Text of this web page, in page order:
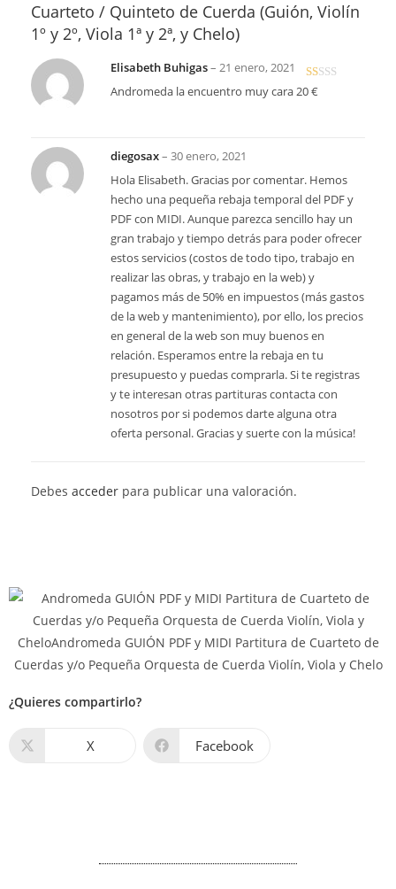
¿Quieres compartirlo?
X Facebook
Cuarteto / Quinteto de Cuerda (Guión, Violín
1º y 2º, Viola 1ª y 2ª, y Chelo)
V
en
1
de
Elisabeth Buhigas– 21 enero, 2021
Andromeda la encuentro muy cara 20 €
diegosax– 30 enero, 2021
Hola Elisabeth. Gracias por comentar. Hemos
hecho una pequeña rebaja temporal del PDF y
PDF con MIDI. Aunque parezca sencillo hay un
gran trabajo y tiempo detrás para poder ofrecer
estos servicios (costos de todo tipo, trabajo en
realizar las obras, y trabajo en la web) y
pagamos más de 50% en impuestos (más gastos
de la web y mantenimiento), por ello, los precios
en general de la web son muy buenos en
relación. Esperamos entre la rebaja en tu
presupuesto y puedas comprarla. Si te registras
y te interesan otras partituras contacta con
nosotros por si podemos darte alguna otra
oferta personal. Gracias y suerte con la música!
Debes acceder para publicar una valoración.